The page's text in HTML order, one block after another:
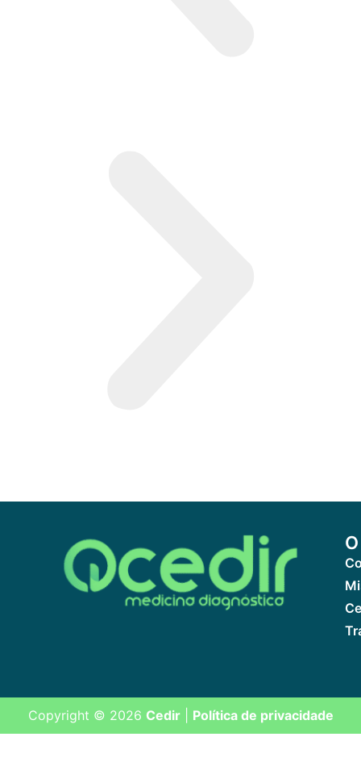
Copyright © 2026 Cedir| Política de privacidade